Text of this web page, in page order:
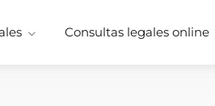
Consultas legales online